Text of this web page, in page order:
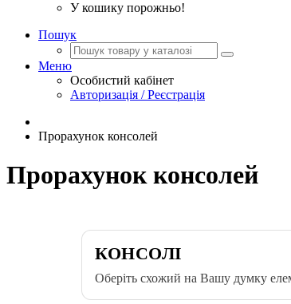
У кошику порожньо!
Пошук
Меню
Особистий кабінет
Авторизація / Реєстрація
Прорахунок консолей
Прорахунок консолей
КОНСОЛІ
Оберіть схожий на Вашу думку